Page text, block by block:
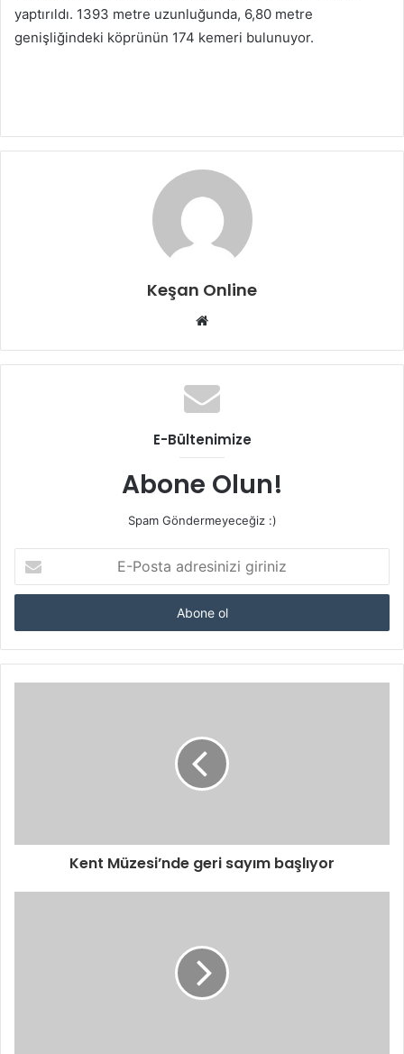
yaptırıldı. 1393 metre uzunluğunda, 6,80 metre
genişliğindeki köprünün 174 kemeri bulunuyor.
Keşan Online
Web
E-Bültenimize
Abone Olun!
Spam Göndermeyeceğiz :)
Posta
adresinizi
Kent Müzesi’nde geri sayım başlıyor